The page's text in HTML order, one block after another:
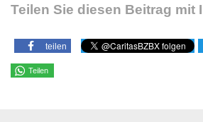
Teilen Sie diesen Beitrag mit
teilen
Teilen